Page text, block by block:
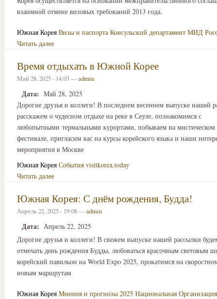
взаимной отмене визовых требований 2013 года.
Южная Корея Визы и паспорта Консульский департамент МИД
Читать далее
Время отдыхать в Южной Корее
Май 28, 2025 - 14:03 —admin
Дата: Май 28, 2025
Дорогие друзья и коллеги! В последнем весеннем выпуске нашей
расскажем о чудесном отдыхе на реке в Сеуле, познакомимся с
любопытными термальными курортами, побываем на
фестивале, пригласим вас на курсы корейского языка и наши
мероприятия в Москве
Южная Корея События visitkorea.today
Читать далее
Южная Корея: С днём рождения, Будда!
Апрель 22, 2025 - 19:08 —admin
Дата: Апрель 22, 2025
Дорогие друзья и коллеги! В свежем выпуске нашей рассылки
отмечать день рождения Будды, любоваться красочным световым
корейский павильон на World Expo 2025, прокатимся на
новым маршрутам
Южная Корея Мнения и прогнозы 2025 Национальная